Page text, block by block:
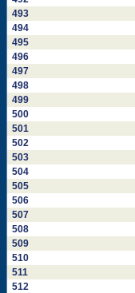
493
494
495
496
497
498
499
500
501
502
503
504
505
506
507
508
509
510
511
512